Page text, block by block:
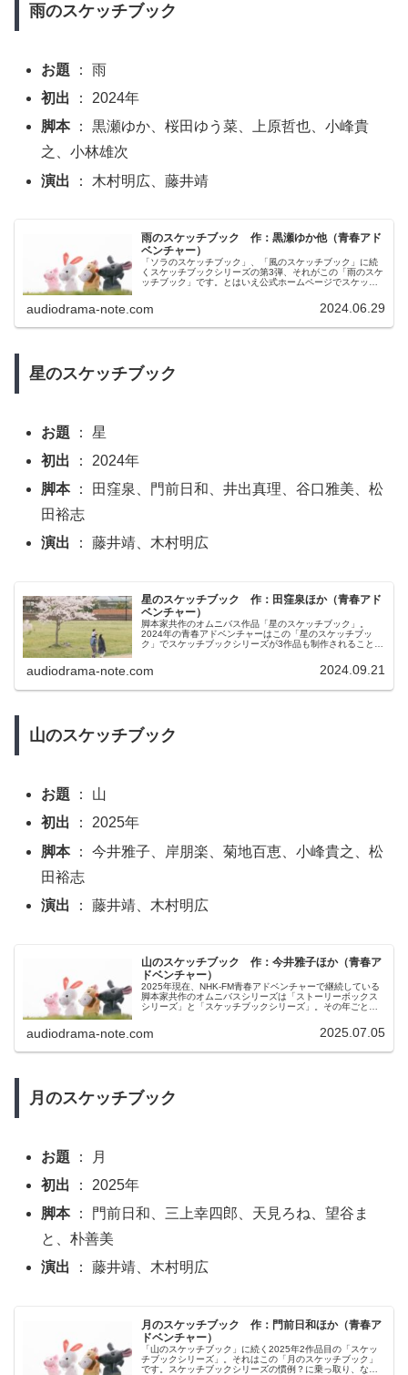
明確になっていくのかも知れません。
雨のスケッチブック
お題 ： 雨
初出 ： 2024年
脚本： 黒瀬ゆか、桜田ゆう菜、上原哲也、小峰貴
之、小林雄次
演出 ： 木村明広、藤井靖
雨のスケッチブック 作：黒瀬ゆか他（青春アド
ベンチャー）
「ソラのスケッチブック」、「風のスケッチブック」に続
くスケッチブックシリーズの第3弾、それがこの「雨のスケ
ッチブック」です。とはいえ公式ホームページでスケッチ
ーズといえるかは微妙なところではあります。現在の青春
アドベンチャーでは「ストーリーボックス」が継続してい
存。不思議屋シリーズ、ライフシリーズ、10人作家シリー
わからないのですねど。
audiodrama-note.com 2024.06.29
星のスケッチブック
お題 ： 星
初出 ： 2024年
脚本： 田窪泉、門前日和、井出真理、谷口雅美、松
田裕志
演出 ： 藤井靖、木村明広
星のスケッチブック 作：田窪泉ほか（青春アド
ベンチャー）
脚本家共作のオムニバス作品「星のスケッチブック」。
2024年の青春アドベンチャーはこの「星のスケッチブッ
ク」でスケッチブックシリーズが3作品も制作されることに
ーボックス」、「とけるストリーボックス」とストーリー
ボックスシリーズだったのに対し今年はなぜスケッチブッ
いる演出家が違う）なのでしょうか？よくわかりません。
audiodrama-note.com 2024.09.21
山のスケッチブック
お題 ： 山
初出 ： 2025年
脚本： 今井雅子、岸朋楽、菊地百恵、小峰貴之、松
田裕志
演出 ： 藤井靖、木村明広
山のスケッチブック 作：今井雅子ほか（青春ア
ドベンチャー）
2025年現在、NHK-FM青春アドベンチャーで継続している
脚本家共作のオムニバスシリーズは「ストーリーボックス
シリーズ」と「スケッチブックシリーズ」。その年ごとに
なぜか2025年は両シリーズの作品が放送されました。スト
ーリーボックスシリーズは2月に放送された「ストーリーボ
の「山のスケッチブック」です。
audiodrama-note.com 2025.07.05
月のスケッチブック
お題 ： 月
初出 ： 2025年
脚本： 門前日和、三上幸四郎、天見ろね、望谷ま
と、朴善美
演出 ： 藤井靖、木村明広
月のスケッチブック 作：門前日和ほか（青春ア
ドベンチャー）
「山のスケッチブック」に続く2025年2作品目の「スケッ
チブックシリーズ」。それはこの「月のスケッチブック」
です。スケッチブックシリーズの慣例？に乗っ取り、なん